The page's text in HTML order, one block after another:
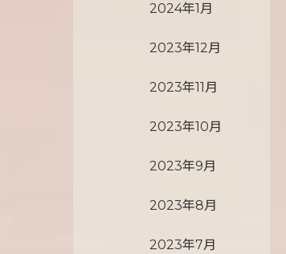
2024年1月
2023年12月
2023年11月
2023年10月
2023年9月
2023年8月
2023年7月